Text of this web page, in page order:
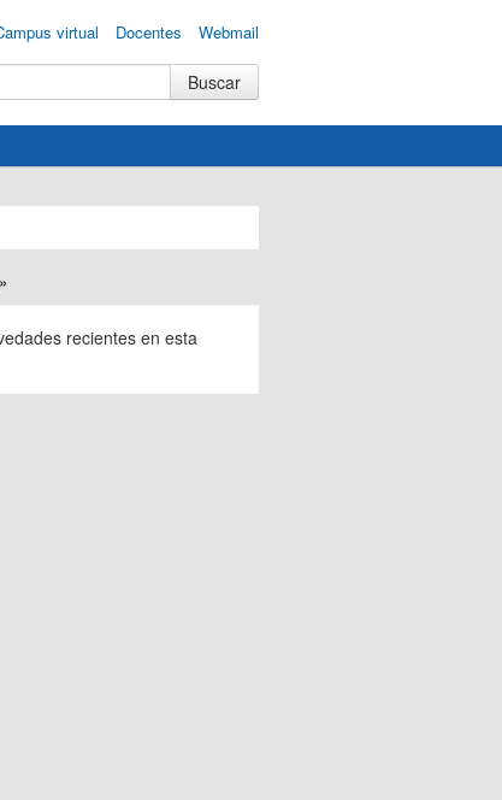
virtual Docentes Webmail
recientes en esta